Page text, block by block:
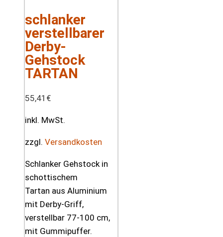
schlanker
verstellbarer
Derby-
Gehstock
TARTAN
55,41 €
inkl. MwSt.
zzgl. Versandkosten
Schlanker Gehstock in
schottischem
Tartan aus Aluminium
mit Derby-Griff,
verstellbar 77-100 cm,
mit Gummipuffer.